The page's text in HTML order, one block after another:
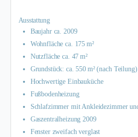
Ausstattung
Baujahr ca. 2009
Wohnfläche ca. 175 m²
Nutzfläche ca. 47 m²
Grundstück: ca. 550 m² (nach Teilung)
Hochwertige Einbauküche
Fußbodenheizung
Schlafzimmer mit Ankleidezimmer
Gaszentralheizung 2009
Fenster zweifach verglast